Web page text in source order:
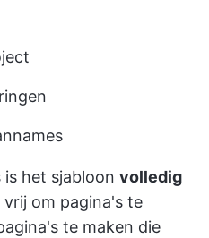
is het sjabloon volledig
vrij om pagina's te
te maken die